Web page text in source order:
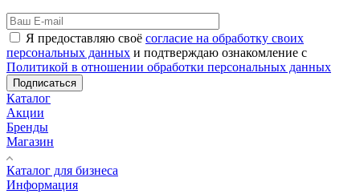
Я предоставляю своё согласие на обработку своих
персональных данных и подтверждаю ознакомление с
Политикой в отношении обработки персональных данных
Подписаться
Каталог
Акции
Бренды
Магазин
Каталог для бизнеса
Информация